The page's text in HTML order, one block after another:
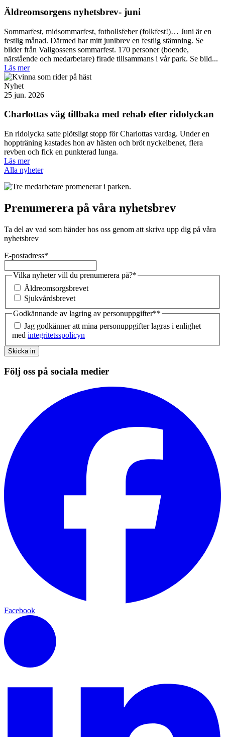
Äldreomsorgens nyhetsbrev- juni
Sommarfest, midsommarfest, fotbollsfeber (folkfest!)… Juni är en
festlig månad. Därmed har mitt junibrev en festlig stämning. Se
bilder från Vallgossens sommarfest. 170 personer (boende,
närstående och medarbetare) firade tillsammans i vår park. Se bild...
Läs mer
Nyhet
25 jun. 2026
Charlottas väg tillbaka med rehab efter ridolyckan
En ridolycka satte plötsligt stopp för Charlottas vardag. Under en
hoppträning kastades hon av hästen och bröt nyckelbenet, flera
revben och fick en punkterad lunga.
Läs mer
Alla nyheter
Prenumerera på våra nyhetsbrev
Ta del av vad som händer hos oss genom att skriva upp dig på våra
nyhetsbrev
E-postadress*
Vilka nyheter vill du prenumerera på?*
Äldreomsorgsbrevet
Sjukvårdsbrevet
Godkännande av lagring av personuppgifter**
Jag godkänner att mina personuppgifter lagras i enlighet
med integritetsspolicyn
Skicka in
Följ oss på sociala medier
Facebook